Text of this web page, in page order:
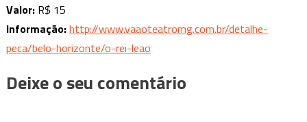
Valor:R$ 15
Informação:http://www.vaaoteatromg.com.br/detalhe-
peca/belo-horizonte/o-rei-leao
Deixe o seu comentário